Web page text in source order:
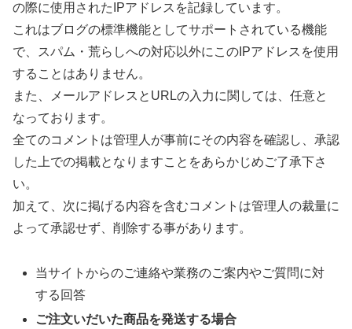
の際に使用されたIPアドレスを記録しています。
これはブログの標準機能としてサポートされている機能
で、スパム・荒らしへの対応以外にこのIPアドレスを使用
することはありません。
また、メールアドレスとURLの入力に関しては、任意と
なっております。
全てのコメントは管理人が事前にその内容を確認し、承認
した上での掲載となりますことをあらかじめご了承下さ
い。
加えて、次に掲げる内容を含むコメントは管理人の裁量に
よって承認せず、削除する事があります。
当サイトからのご連絡や業務のご案内やご質問に対
する回答
ご注文いだいた商品を発送する場合